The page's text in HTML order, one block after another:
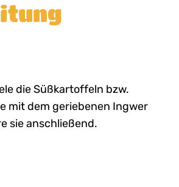
die Süßkartoffeln bzw.
mit dem geriebenen Ingwer
sie anschließend.